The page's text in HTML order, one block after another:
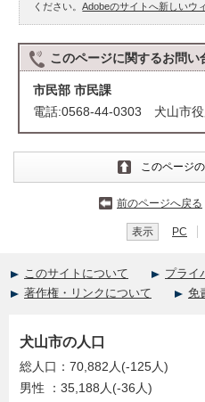
ください。Adobeのサイトへ新しいウ
このページに関するお問い
市民部 市民課
電話:0568-44-0303 犬山市役
このページ
前のページへ戻る
表示 PC
このサイトについて
プライ
著作権・リンクについて
免
犬山市の人口
総人口：70,882人(-125人)
男性 ：35,188人(-36人)